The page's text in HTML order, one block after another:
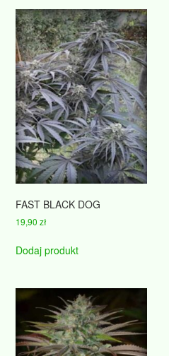
FAST BLACK DOG
19,90zł
Dodaj produkt